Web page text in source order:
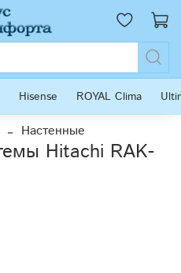
Hisense ROYAL Clima
Настенные
Hitachi RAK-